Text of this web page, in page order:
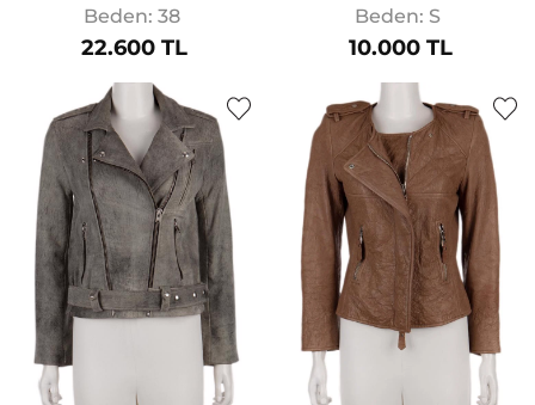
Beden: 38
22.600 TL
Beden: S
10.000 TL